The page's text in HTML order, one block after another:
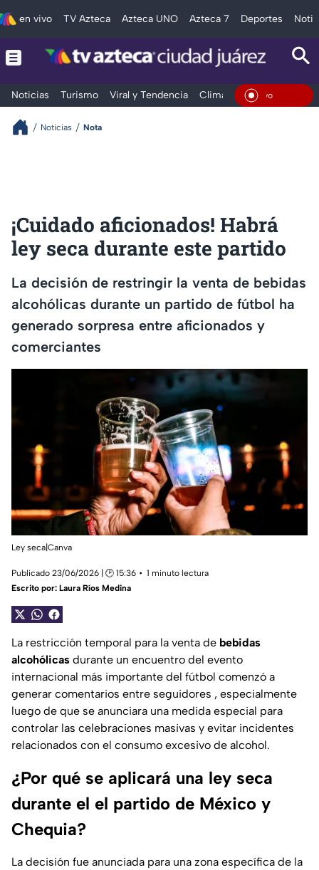
en vivo TV Azteca Azteca UNO Azteca 7 Deportes
Noticias Turismo Viral y Tendencia Clima Deportes En Vivo
Noticias Nota
¡Cuidado aficionados! Habrá
ley seca durante este partido
La decisión de restringir la venta de bebidas
alcohólicas durante un partido de fútbol ha
generado sorpresa entre aficionados y
comerciantes
Ley seca|Canva
Publicado 23/06/2026 | 🕑 15:36
1 minuto lectura
Escrito por: Laura Ríos Medina
La restricción temporal para la venta de bebidas
alcohólicas durante un encuentro del evento
internacional más importante del fútbol comenzó a
generar comentarios entre seguidores , especialmente
luego de que se anunciara una medida especial para
controlar las celebraciones masivas y evitar incidentes
relacionados con el consumo excesivo de alcohol.
¿Por qué se aplicará una ley seca
durante el el partido de México y
Chequia?
La decisión fue anunciada para una zona específica de la